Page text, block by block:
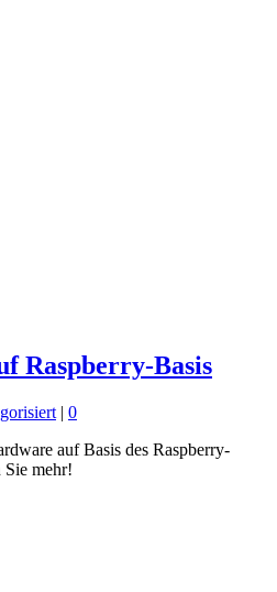
Raspberry-Basis
| 0
auf Basis des Raspberry-
mehr!